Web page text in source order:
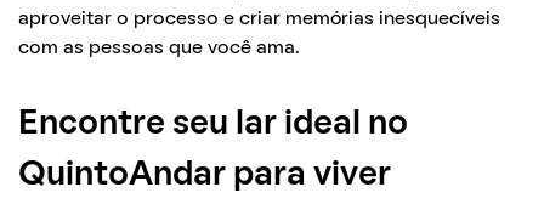
aproveitar o processo e criar memórias inesquecíveis
com as pessoas que você ama.
Encontre seu lar ideal no
QuintoAndar para viver